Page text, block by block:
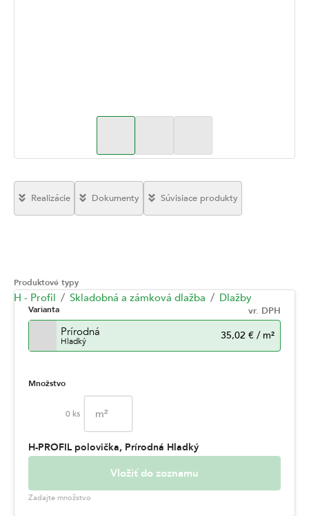
Produktové typy
H - Profil Skladobná a zámková dlažba Dlažby
Varianta vr. DPH
Prírodná
Hladký 35,02 € / m²
Množstvo
0 ks m²
H-PROFIL polovička, Prírodná Hladký
Vložiť do zoznamu
Zadajte množstvo
Realizácie Dokumenty Súvisiace produkty